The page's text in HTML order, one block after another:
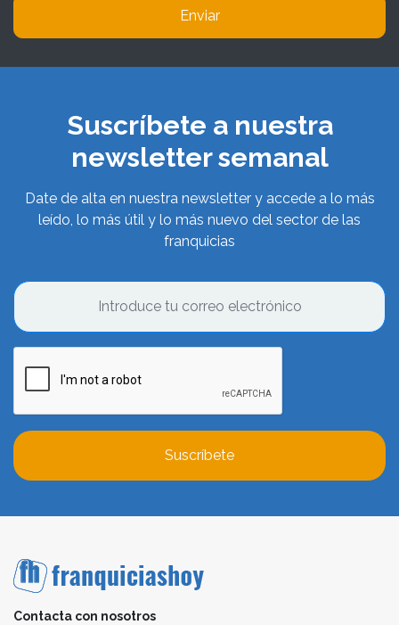
Enviar
Suscríbete a nuestra
newsletter semanal
Date de alta en nuestra newsletter y accede a lo más
leído, lo más útil y lo más nuevo del sector de las
franquicias
Suscríbete
Contacta con nosotros